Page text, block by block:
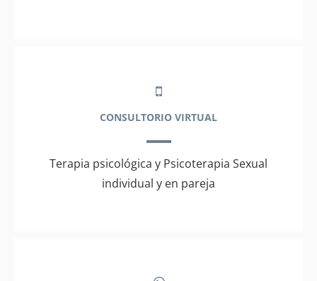
CONSULTORIO VIRTUAL
Terapia psicológica y Psicoterapia Sexual
individual y en pareja